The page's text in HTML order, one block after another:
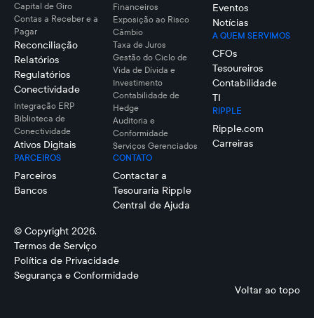
Capital de Giro
Contas a Receber e a
Pagar
Reconciliação
Relatórios
Regulatórios
Conectividade
Integração ERP
Biblioteca de
Conectividade
Ativos Digitais
PARCEIROS
Parceiros
Bancos
Financeiros
Exposição ao Risco
Câmbio
Taxa de Juros
Gestão do Ciclo de
Vida de Dívida e
Investimento
Contabilidade de
Hedge
Auditoria e
Conformidade
Serviços Gerenciados
CONTATO
Contactar a
Tesouraria Ripple
Central de Ajuda
Eventos
Notícias
A QUEM SERVIMOS
CFOs
Tesoureiros
Contabilidade
TI
RIPPLE
Ripple.com
Carreiras
© Copyright 2026.
Termos de Serviço
Política de Privacidade
Segurança e Conformidade
Voltar ao topo